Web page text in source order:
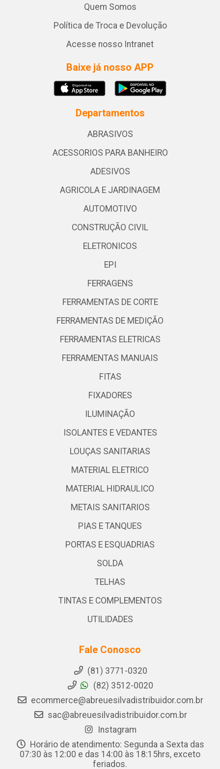
Quem Somos
Política de Troca e Devolução
Acesse nosso Intranet
Baixe já nosso APP
Departamentos
ABRASIVOS
ACESSORIOS PARA BANHEIRO
ADESIVOS
AGRICOLA E JARDINAGEM
AUTOMOTIVO
CONSTRUÇÃO CIVIL
ELETRONICOS
EPI
FERRAGENS
FERRAMENTAS DE CORTE
FERRAMENTAS DE MEDIÇÃO
FERRAMENTAS ELETRICAS
FERRAMENTAS MANUAIS
FITAS
FIXADORES
ILUMINAÇÃO
ISOLANTES E VEDANTES
LOUÇAS SANITARIAS
MATERIAL ELETRICO
MATERIAL HIDRAULICO
METAIS SANITARIOS
PIAS E TANQUES
PORTAS E ESQUADRIAS
SOLDA
TELHAS
TINTAS E COMPLEMENTOS
UTILIDADES
Fale Conosco
(81) 3771-0320
(82) 3512-0020
ecommerce@abreuesilvadistribuidor.com.br
sac@abreuesilvadistribuidor.com.br
Instagram
Horário de atendimento: Segunda a Sexta das
07:30 às 12:00 e das 14:00 às 18:15hrs, exceto
feriados.